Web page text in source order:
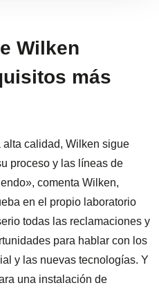
Wilken
más
alta calidad, Wilken sigue
proceso y las líneas de
comenta Wilken,
en el propio laboratorio
todas las reclamaciones y
para hablar con los
y las nuevas tecnologías. Y
una instalación de